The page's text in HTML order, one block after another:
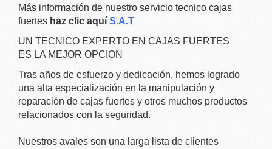
Más información de nuestro servicio tecnico cajas
fuertes haz clic aquí S.A.T
UN TECNICO EXPERTO EN CAJAS FUERTES
ES LA MEJOR OPCION
Tras años de esfuerzo y dedicación, hemos logrado
una alta especialización en la manipulación y
reparación de cajas fuertes y otros muchos productos
relacionados con la seguridad.
Nuestros avales son una larga lista de clientes